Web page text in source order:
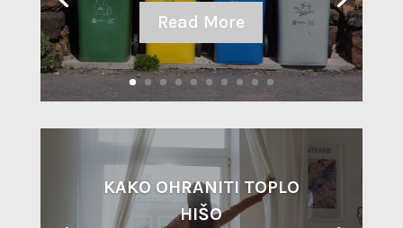
Read More
KAKO OHRANITI TOPLO
HIŠO